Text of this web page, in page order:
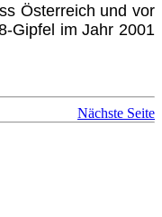
Österreich und vor
Gipfel im Jahr 2001
Nächste Seite